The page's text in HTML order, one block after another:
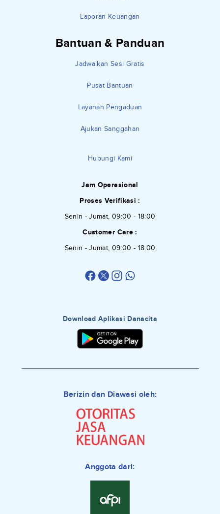
Laporan Keuangan
Bantuan & Panduan
Jadwalkan Sesi Gratis
Pusat Bantuan
Layanan Pengaduan
Ajukan Sanggahan
Hubungi Kami
Jam Operasional
Proses Verifikasi :
Senin - Jumat, 09:00 - 18:00
Customer Care :
Senin - Jumat, 09:00 - 18:00
Download Aplikasi Danacita
Berizin dan Diawasi oleh:
Anggota dari: